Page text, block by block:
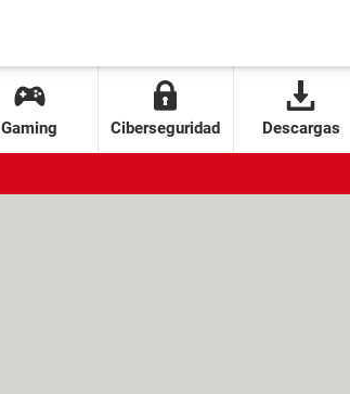
Gaming Ciberseguridad Descargas